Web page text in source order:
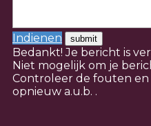
Indienen
Bedankt! Je bericht is
Niet mogelijk om je
Controleer de fouten
opnieuw a.u.b. .